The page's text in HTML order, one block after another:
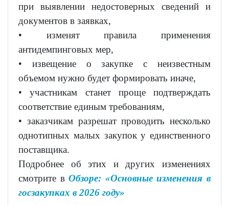
при выявлении недостоверных сведений и
документов в заявках,
• изменят правила применения
антидемпинговых мер,
• извещение о закупке с неизвестным
объемом нужно будет формировать иначе,
• участникам станет проще подтверждать
соответствие единым требованиям,
• заказчикам разрешат проводить несколько
однотипных малых закупок у единственного
поставщика.
Подробнее об этих и других изменениях
смотрите вОбзоре: «Основные изменения в
госзакупках в 2026 году»